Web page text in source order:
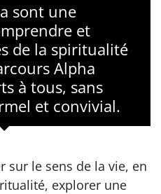
sont une
et
de la spiritualité
Alpha
à tous, sans
et convivial.
sur le sens de la vie, en
explorer une